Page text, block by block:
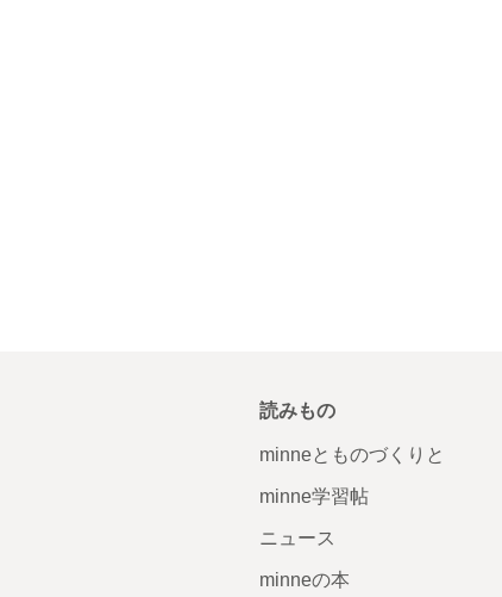
読みもの
minneとものづくりと
minne学習帖
ニュース
minneの本